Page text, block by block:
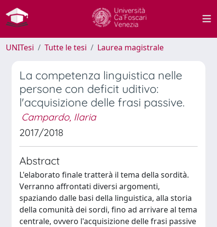
UNITesi Tutte le tesi Laurea magistrale
La competenza linguistica nelle
persone con deficit uditivo:
l'acquisizione delle frasi passive.
Campardo, Ilaria
2017/2018
Abstract
L'elaborato finale tratterà il tema della sordità.
Verranno affrontati diversi argomenti,
spaziando dalle basi della linguistica, alla storia
della comunità dei sordi, fino ad arrivare al tema
centrale, ovvero l'acquisizione delle frasi passive